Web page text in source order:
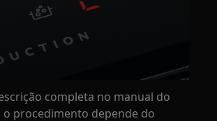
completa no manual do
o procedimento depende do